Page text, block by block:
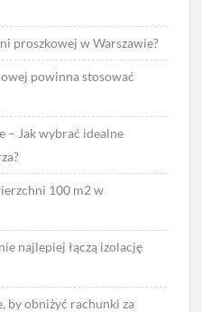
proszkowej w Warszawie?
powinna stosować
– Jak wybrać idealne
100 m2 w
najlepiej łączą izolację
by obniżyć rachunki za